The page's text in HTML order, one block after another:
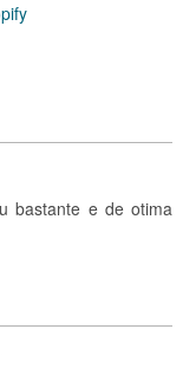
bastante e de otima